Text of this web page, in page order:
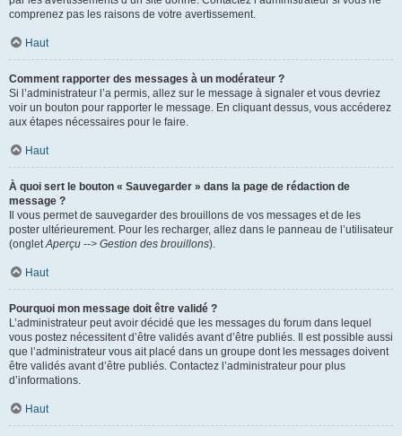
comprenez pas les raisons de votre avertissement.
Haut
Comment rapporter des messages à un modérateur ?
Si l’administrateur l’a permis, allez sur le message à signaler et vous devriez
voir un bouton pour rapporter le message. En cliquant dessus, vous accéderez
aux étapes nécessaires pour le faire.
Haut
À quoi sert le bouton « Sauvegarder » dans la page de rédaction de
message ?
Il vous permet de sauvegarder des brouillons de vos messages et de les
poster ultérieurement. Pour les recharger, allez dans le panneau de l’utilisateur
(ongletAperçu --> Gestion des brouillons).
Haut
Pourquoi mon message doit être validé ?
L’administrateur peut avoir décidé que les messages du forum dans lequel
vous postez nécessitent d’être validés avant d’être publiés. Il est possible aussi
que l’administrateur vous ait placé dans un groupe dont les messages doivent
être validés avant d’être publiés. Contactez l’administrateur pour plus
d’informations.
Haut